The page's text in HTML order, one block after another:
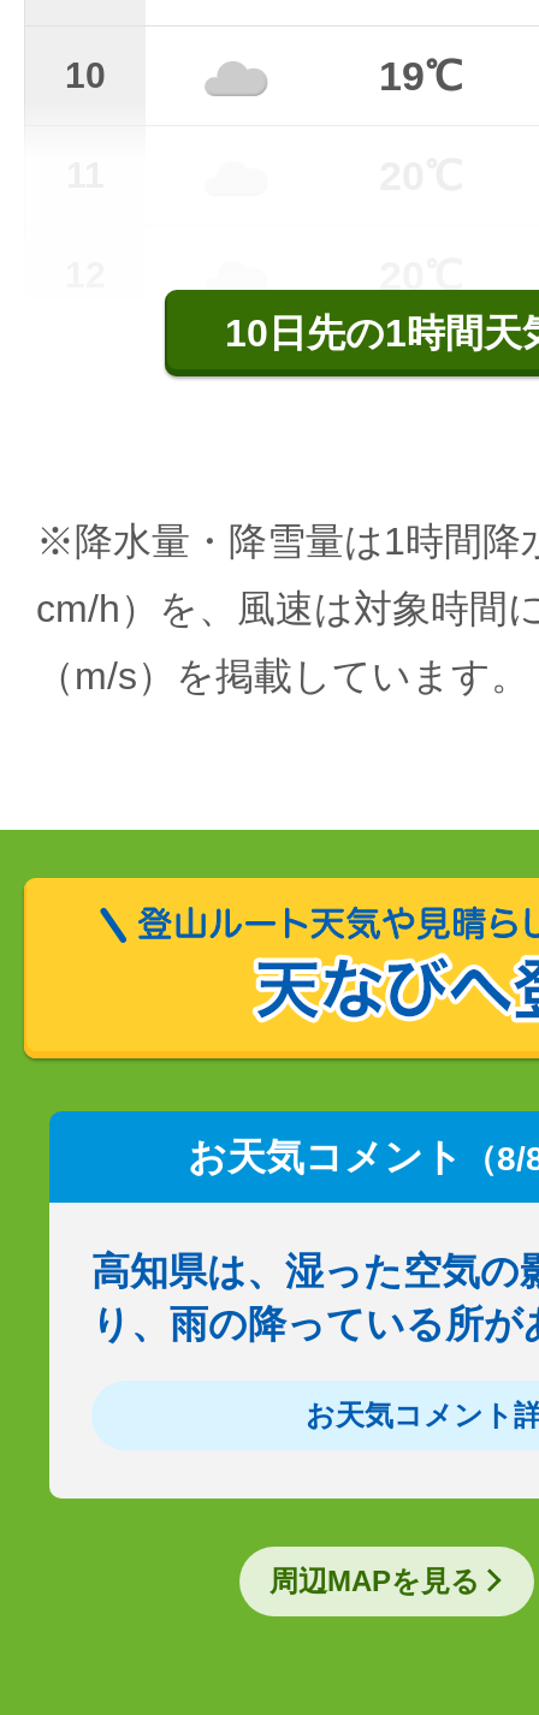
10 19℃
10日先の1時間天
※降水量・降雪量は1時間降
cm/h）を、風速は対象時間
（m/s）を掲載しています。
お天気コメント （
高知県は、湿った空気の
り、雨の降っている所
お天気コメント
周辺MAPを見る